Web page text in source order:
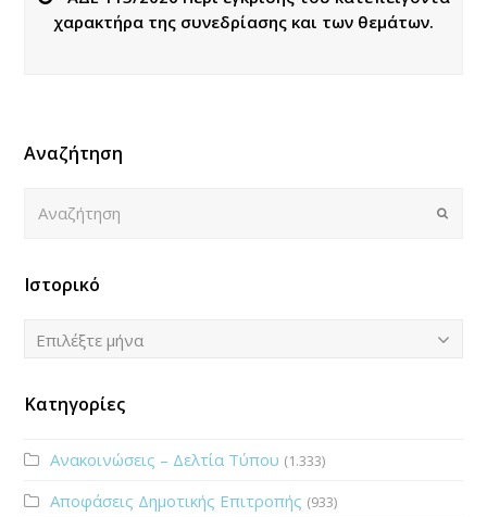
χαρακτήρα της συνεδρίασης και των θεμάτων.
Αναζήτηση
Submit
Ιστορικό
Ιστορικό
Επιλέξτε μήνα
Κατηγορίες
Ανακοινώσεις – Δελτία Τύπου (1.333)
Αποφάσεις Δημοτικής Επιτροπής (933)